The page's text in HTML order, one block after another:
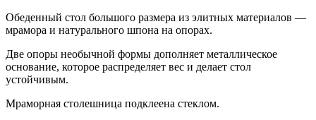
Обеденный стол большого размера из элитных материалов —
мрамора и натурального шпона на опорах.
Две опоры необычной формы дополняет металлическое
основание, которое распределяет вес и делает стол
устойчивым.
Мраморная столешница подклеена стеклом.